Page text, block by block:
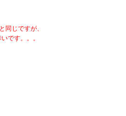
同じですが、
です。。。